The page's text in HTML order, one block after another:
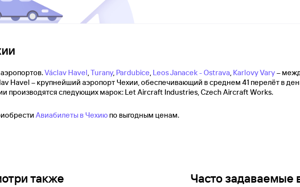
Václav Havel,Turany, Pardubice, Leos Janacek - Ostrava, Karlovy Vary–
Havel – крупнейший аэропорт Чехии, обеспечивающий в среднем 41 перелёт в
производятся следующих марок: Let Aircraft Industries, Czech Aircraft Works.
Авиабилеты в Чехию по выгодным ценам.
также Часто задаваемые